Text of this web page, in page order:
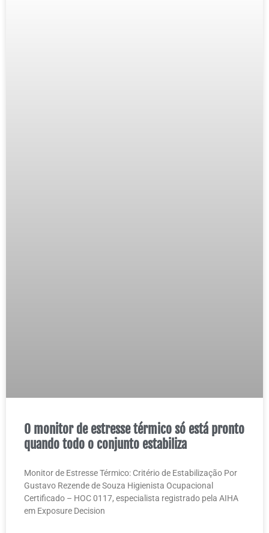
O monitor de estresse térmico só está pronto
quando todo o conjunto estabiliza
Monitor de Estresse Térmico: Critério de Estabilização Por
Gustavo Rezende de Souza Higienista Ocupacional
Certificado – HOC 0117, especialista registrado pela AIHA
em Exposure Decision